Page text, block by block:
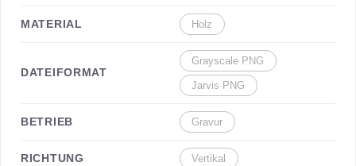
MATERIAL Holz
DATEIFORMAT
Grayscale PNG
Jarvis PNG
BETRIEB Gravur
RICHTUNG Vertikal